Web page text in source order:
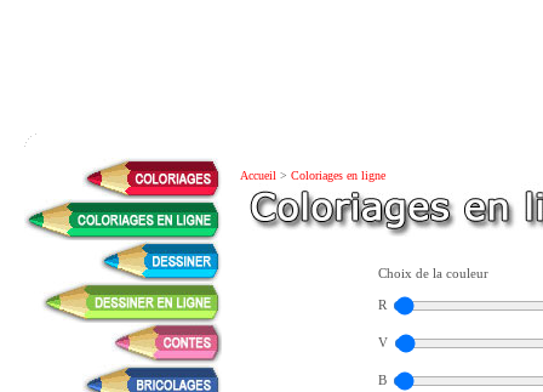
Accueil > Coloriages en ligne
Choix de la couleur
R
V
B